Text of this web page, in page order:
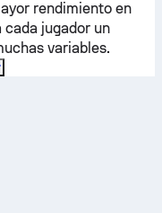
rendimiento en
cada jugador un
variables.